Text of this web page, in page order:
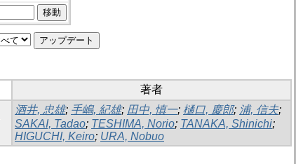
著者
酒井, 忠雄; 手嶋, 紀雄; 田中, 慎一; 樋口, 慶郎; 浦, 信夫;
SAKAI, Tadao; TESHIMA, Norio; TANAKA, Shinichi;
HIGUCHI, Keiro; URA, Nobuo